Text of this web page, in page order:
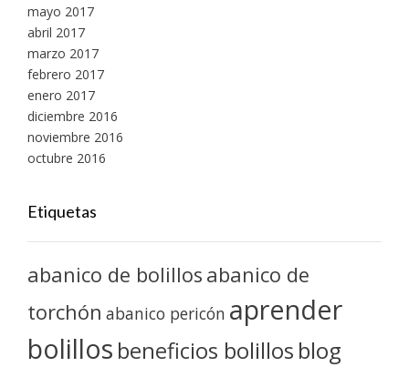
mayo 2017
abril 2017
marzo 2017
febrero 2017
enero 2017
diciembre 2016
noviembre 2016
octubre 2016
Etiquetas
abanico de bolillos abanico de
torchón abanico pericón aprender
bolillos beneficios bolillos blog